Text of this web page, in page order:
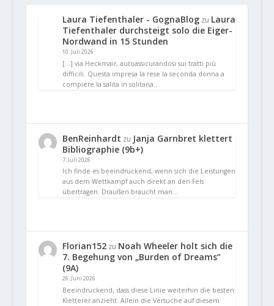
Laura Tiefenthaler - GognaBlogzu Laura
Tiefenthaler durchsteigt solo die Eiger-
Nordwand in 15 Stunden
10. Juli 2026
[…] via Heckmair, autoassicurandosi sui tratti più
difficili. Questa impresa la rese la seconda donna a
compiere la salita in solitaria…
BenReinhardt zu Janja Garnbret klettert
Bibliographie (9b+)
7. Juli 2026
Ich finde es beeindruckend, wenn sich die Leistungen
aus dem Wettkampf auch direkt an den Fels
übertragen. Draußen braucht man…
Florian152zu Noah Wheeler holt sich die
7. Begehung von „Burden of Dreams“
(9A)
26. Juni 2026
Beeindruckend, dass diese Linie weiterhin die besten
Kletterer anzieht. Allein die Versuche auf diesem